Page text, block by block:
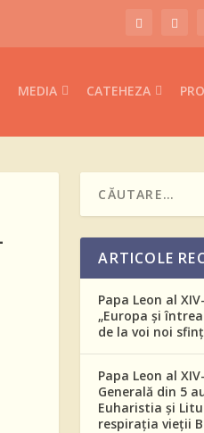
MEDIA CATEHEZA
ARTICOLE
Papa Leon al
„Europa și
de la voi noi
Papa Leon al
Generală din 5
Euharistia și
respirația vieții